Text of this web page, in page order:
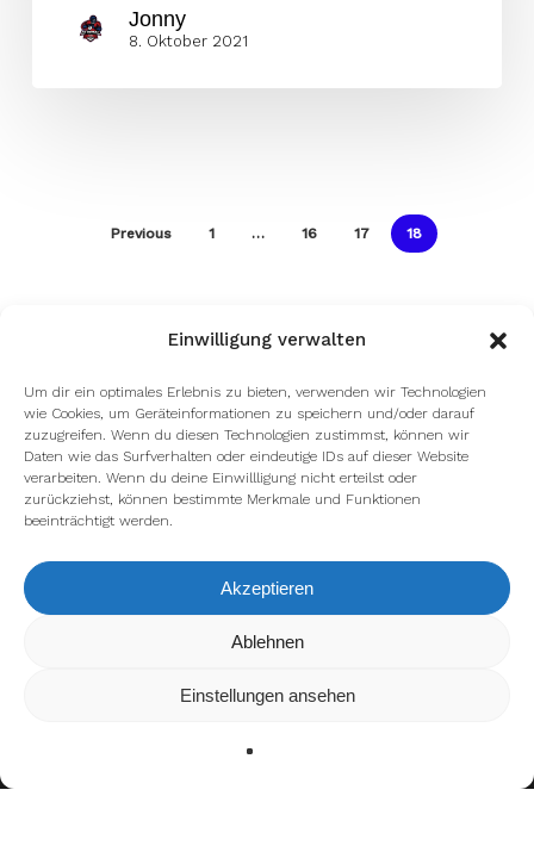
Einwilligung verwalten
Um dir ein optimales Erlebnis zu bieten, verwenden wir Technologien
wie Cookies, um Geräteinformationen zu speichern und/oder darauf
zuzugreifen. Wenn du diesen Technologien zustimmst, können wir
Daten wie das Surfverhalten oder eindeutige IDs auf dieser Website
verarbeiten. Wenn du deine Einwillligung nicht erteilst oder
zurückziehst, können bestimmte Merkmale und Funktionen
beeinträchtigt werden.
Akzeptieren
Ablehnen
Einstellungen ansehen
Jonny
8. Oktober 2021
Previous 1 … 16 17 18
Wir verwenden Cookies, um dir die bestmögliche Erfahrung auf
kannst du erfahren, welche Cookies wir
verwenden oder sie ausschalten.